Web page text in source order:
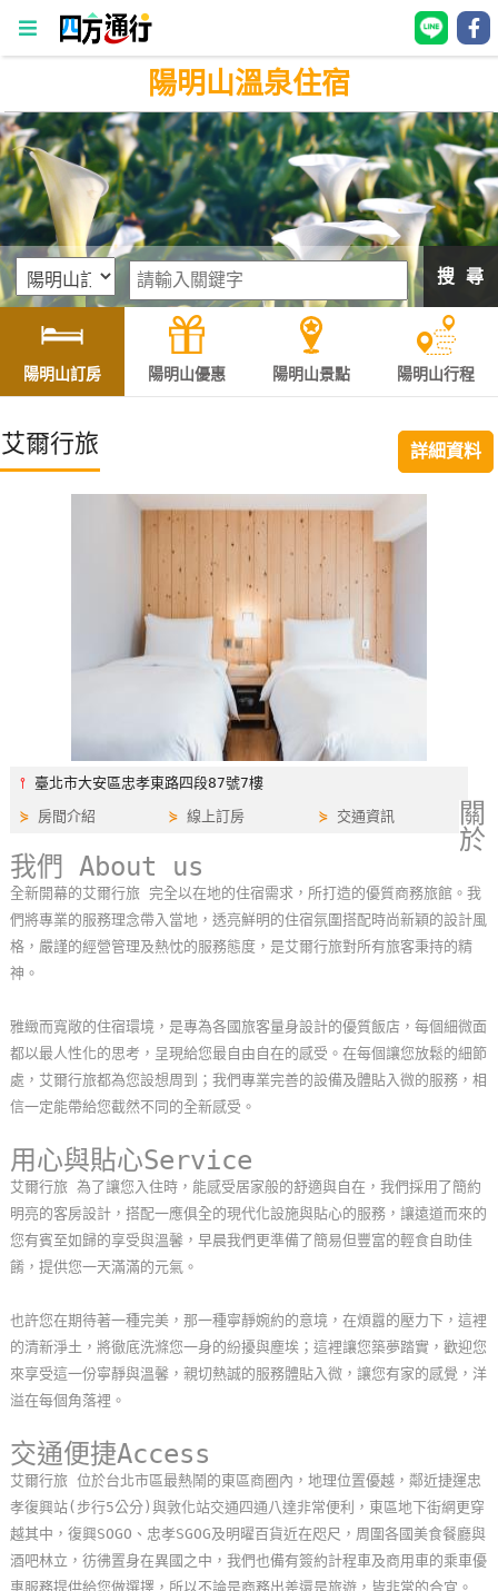
四
方
通
行
訂
房
灣
訂
房
直接跟飯店訂房HOT
紅
帶
你
玩
玩
樂
地
圖
顧
客
服
務
顧
客
滿
意
訂
單
管
理
陽明山溫泉住宿
搜 尋
陽明山訂房 陽明山優惠 陽明山景點 陽明山行程
艾爾行旅 詳細資料
⫯臺北市大安區忠孝東路四段87號7樓
⋟ 房間介紹 ⋟線上訂房 ⋟ 交通資訊
關
於
我們 About us
全新開幕的艾爾行旅 完全以在地的住宿需求，所打造的優質商務旅館。我
們將專業的服務理念帶入當地，透亮鮮明的住宿氛圍搭配時尚新穎的設計風
格，嚴謹的經營管理及熱忱的服務態度，是艾爾行旅對所有旅客秉持的精
神。
雅緻而寬敞的住宿環境，是專為各國旅客量身設計的優質飯店，每個細微面
都以最人性化的思考，呈現給您最自由自在的感受。在每個讓您放鬆的細節
處，艾爾行旅都為您設想周到；我們專業完善的設備及體貼入微的服務，相
信一定能帶給您截然不同的全新感受。
用心與貼心Service
艾爾行旅 為了讓您入住時，能感受居家般的舒適與自在，我們採用了簡約
明亮的客房設計，搭配一應俱全的現代化設施與貼心的服務，讓遠道而來的
您有賓至如歸的享受與溫馨，早晨我們更準備了簡易但豐富的輕食自助佳
餚，提供您一天滿滿的元氣。
也許您在期待著一種完美，那一種寧靜婉約的意境，在煩囂的壓力下，這裡
的清新淨土，將徹底洗滌您一身的紛擾與塵埃；這裡讓您築夢踏實，歡迎您
來享受這一份寧靜與溫馨，親切熱誠的服務體貼入微，讓您有家的感覺，洋
溢在每個角落裡。
交通便捷Access
艾爾行旅 位於台北市區最熱鬧的東區商圈內，地理位置優越，鄰近捷運忠
孝復興站(步行5公分)與敦化站交通四通八達非常便利，東區地下街網更穿
越其中，復興SOGO、忠孝SGOG及明曜百貨近在咫尺，周圍各國美食餐廳與
酒吧林立，彷彿置身在異國之中，我們也備有簽約計程車及商用車的乘車優
惠服務提供給您做選擇，所以不論是商務出差還是旅遊，皆非常的合宜。